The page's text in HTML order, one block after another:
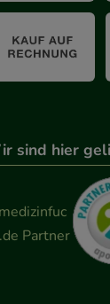
sind hier